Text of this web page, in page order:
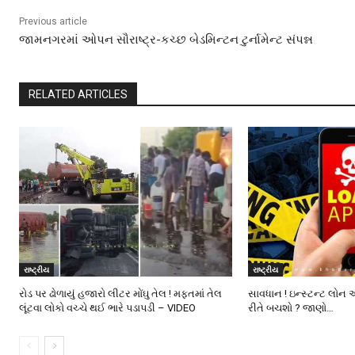
Previous article
જામનગરમાં ઓપન સૌરાષ્ટ્ર-કચ્છ બેડમિન્ટન ટુર્નામેન્ટ સંપન્ન
RELATED ARTICLES
રાષ્ટ્રીય
રોડ પર ઢોળાયું હજારો લીટર મોંઘુ તેલ ! મફતમાં તેલ
લૂંટવા લોકો વચ્ચે થઈ ભારે પડાપડી – VIDEO
રાષ્ટ્રીય
સાવધાન ! ઇન્સ્ટન્ટ લોન
રીતે બચશો ? જાણો…